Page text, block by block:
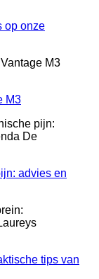
op onze
M3
advies en
tips van